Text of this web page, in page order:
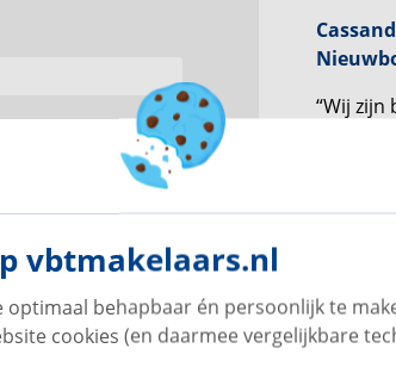
“Wij zijn
onze
steeds
dagen
vbtmakelaars.nl
optimaal behapbaar én persoonlijk te
cookies (en daarmee vergelijkbare